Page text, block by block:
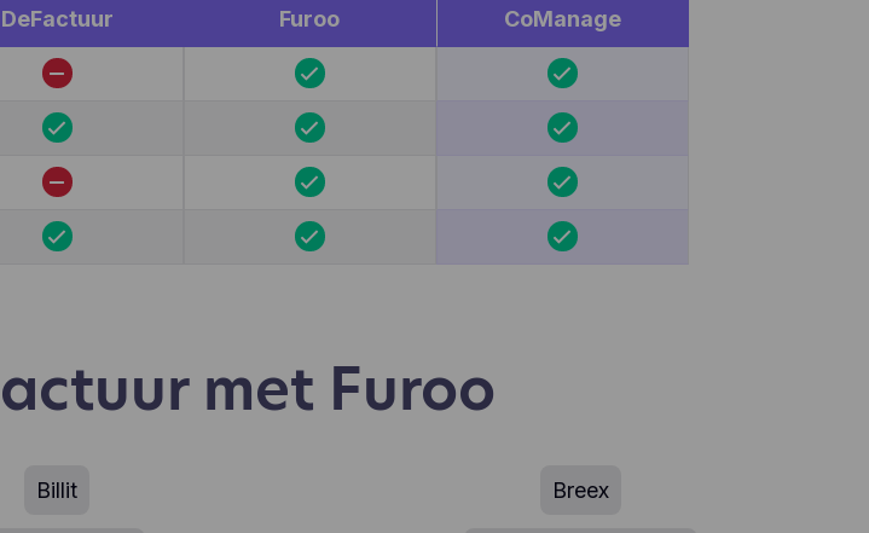
DeFactuur Furoo CoManage
met Furoo
Billit Breex
gebruikers wel en niet leuk vinden,
en andere technologieën om gegevens
van onze gebruikers en hun
informatie op in een gepseudonimiseerd
noch wij zullen deze informatie ooit
te identificeren of te koppelen
een individuele gebruiker.